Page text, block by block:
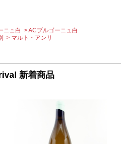
ニュ白
ACブルゴーニュ白
マルト・アンリ
新着商品